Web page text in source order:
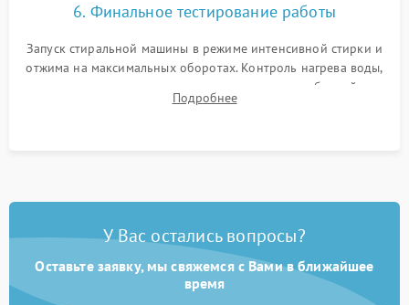
6. Финальное тестирование работы
Запуск стиральной машины в режиме интенсивной стирки и
отжима на максимальных оборотах. Контроль нагрева воды,
корректности слива, отсутствия излишних вибраций,
посторонних стуков и протечек под корпусом.
Подробнее
У Вас остались вопросы?
Оставьте заявку, мы свяжемся с Вами в ближайшее
время